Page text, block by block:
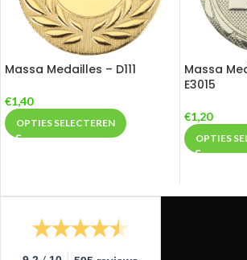
Massa Medailles – D111
€1,40
OPTIES SELECTEREN
Massa
E3015
€1,20
OPTIES